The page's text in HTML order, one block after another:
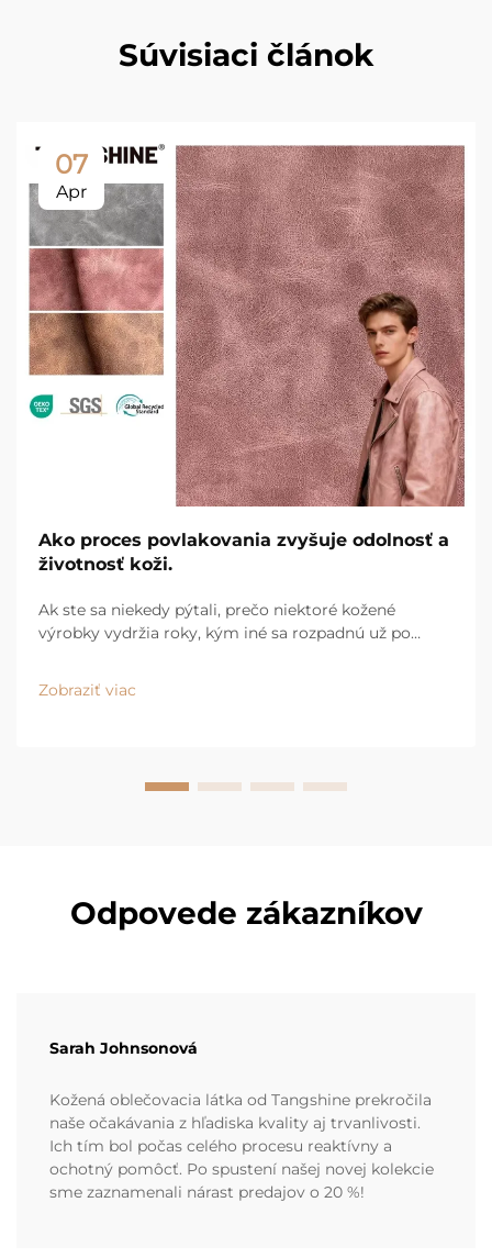
Súvisiaci článok
07
Apr
Ako proces povlakovania zvyšuje odolnosť a
životnosť koži.
Ak ste sa niekedy pýtali, prečo niektoré kožené
výrobky vydržia roky, kým iné sa rozpadnú už po
Dobrý povlak pôsobí ako neviditeľný štít. Prijíma celý
každodenný tlak a poškodenie, aby koža...
Zobraziť viac
Odpovede zákazníkov
Sarah Johnsonová
Kožená oblečovacia látka od Tangshine prekročila
naše očakávania z hľadiska kvality aj trvanlivosti.
Ich tím bol počas celého procesu reaktívny a
ochotný pomôcť. Po spustení našej novej kolekcie
sme zaznamenali nárast predajov o 20 %!